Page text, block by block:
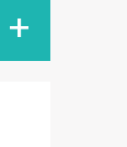
+